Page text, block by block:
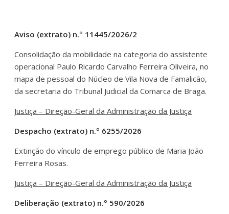
Aviso (extrato) n.º 11445/2026/2
Consolidação da mobilidade na categoria do assistente
operacional Paulo Ricardo Carvalho Ferreira Oliveira, no
mapa de pessoal do Núcleo de Vila Nova de Famalicão,
da secretaria do Tribunal Judicial da Comarca de Braga.
Justiça – Direção-Geral da Administração da Justiça
Despacho (extrato) n.º 6255/2026
Extinção do vínculo de emprego público de Maria João
Ferreira Rosas.
Justiça – Direção-Geral da Administração da Justiça
Deliberação (extrato) n.º 590/2026